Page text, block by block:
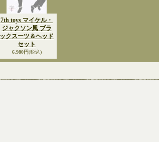
7th toys マイケル・
ジャクソン風 ブラ
ックスーツ＆ヘッド
セット
6,980円(税込)